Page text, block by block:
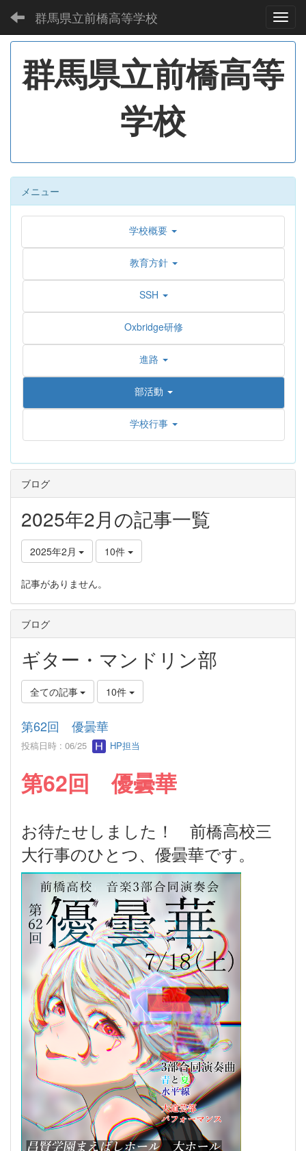
群馬県立前橋高等学校
群馬県立前橋高等
学校
メニュー
学校概要
教育方針
SSH
Oxbridge研修
進路
部活動
学校行事
ブログ
2025年2月の記事一覧
2025年2月 10件
記事がありません。
ブログ
ギター・マンドリン部
全ての記事 10件
第62回 優曇華
投稿日時 : 06/25 HP担当
第62回 優曇華
お待たせしました！ 前橋高校三
大行事のひとつ、優曇華です。